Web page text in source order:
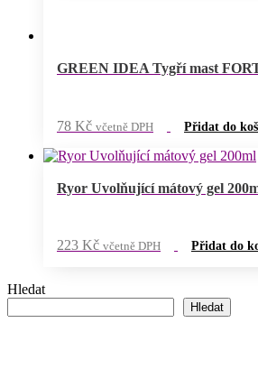
GREEN IDEA Tygří mast
78 Kč včetně DPH Přidat do
Ryor Uvolňující mátový gel
223 Kč včetně DPH Přidat do
Hledat
Hledat